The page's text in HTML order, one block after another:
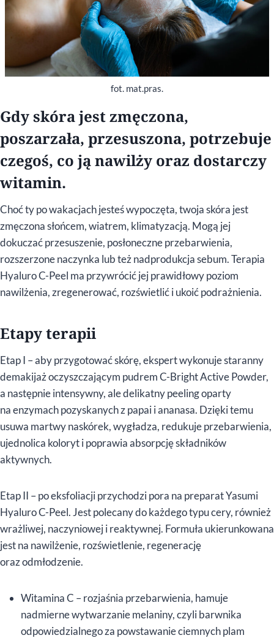
fot. mat.pras.
Gdy skóra jest zmęczona,
poszarzała, przesuszona, potrzebuje
czegoś, co ją nawilży oraz dostarczy
witamin.
Choć ty po wakacjach jesteś wypoczęta, twoja skóra jest
zmęczona słońcem, wiatrem, klimatyzacją. Mogą jej
dokuczać przesuszenie, posłoneczne przebarwienia,
rozszerzone naczynka lub też nadprodukcja sebum. Terapia
Hyaluro C-Peel ma przywrócić jej prawidłowy poziom
nawilżenia, zregenerować, rozświetlić i ukoić podrażnienia.
Etapy terapii
Etap I – aby przygotować skórę, ekspert wykonuje staranny
demakijaż oczyszczającym pudrem C-Bright Active Powder,
a następnie intensywny, ale delikatny peeling oparty
na enzymach pozyskanych z papai i ananasa. Dzięki temu
usuwa martwy naskórek, wygładza, redukuje przebarwienia,
ujednolica koloryt i poprawia absorpcję składników
aktywnych.
Etap II – po eksfoliacji przychodzi pora na preparat Yasumi
Hyaluro C-Peel. Jest polecany do każdego typu cery, również
wrażliwej, naczyniowej i reaktywnej. Formuła ukierunkowana
jest na nawilżenie, rozświetlenie, regenerację
oraz odmłodzenie.
Witamina C – rozjaśnia przebarwienia, hamuje
nadmierne wytwarzanie melaniny, czyli barwnika
odpowiedzialnego za powstawanie ciemnych plam